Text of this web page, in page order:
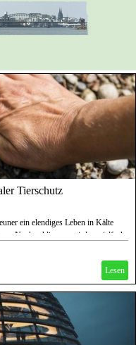
Tierschutz
ein elendiges Leben in Kälte
Noch schlimmer wird es vielfach,
die wichtigste Rolle. Und dann gibt
Lesen